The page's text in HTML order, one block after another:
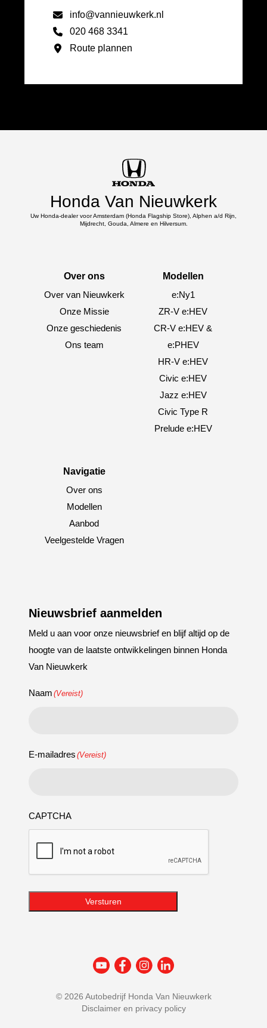
info@vannieuwkerk.nl
020 468 3341
Route plannen
Honda Van Nieuwkerk
Uw Honda-dealer voor Amsterdam (Honda Flagship Store), Alphen a/d Rijn,
Mijdrecht, Gouda, Almere en Hilversum.
Over ons
Over van Nieuwkerk
Onze Missie
Onze geschiedenis
Ons team
Modellen
e:Ny1
ZR-V e:HEV
CR-V e:HEV &
e:PHEV
HR-V e:HEV
Civic e:HEV
Jazz e:HEV
Civic Type R
Prelude e:HEV
Navigatie
Over ons
Modellen
Aanbod
Veelgestelde Vragen
Nieuwsbrief aanmelden
Meld u aan voor onze nieuwsbrief en blijf altijd op de
hoogte van de laatste ontwikkelingen binnen Honda
Van Nieuwkerk
Naam (Vereist)
E-mailadres (Vereist)
CAPTCHA
Versturen
©2026 Autobedrijf Honda Van Nieuwkerk
Disclaimer en privacy policy